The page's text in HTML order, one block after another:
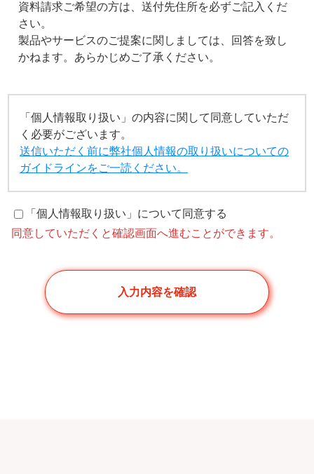
資料請求ご希望の方は、送付先住所を必ずご記入くだ
さい。
製品やサービスのご提案に関しましては、回答を致し
かねます。あらかじめご了承ください。
「個人情報取り扱い」の内容に関して同意していただ
く必要がございます。
送信いただく前に弊社個人情報の取り扱いについての
ガイドラインをご一読ください。
「個人情報取り扱い」について同意する
同意していただくと確認画面へ進むことができます。